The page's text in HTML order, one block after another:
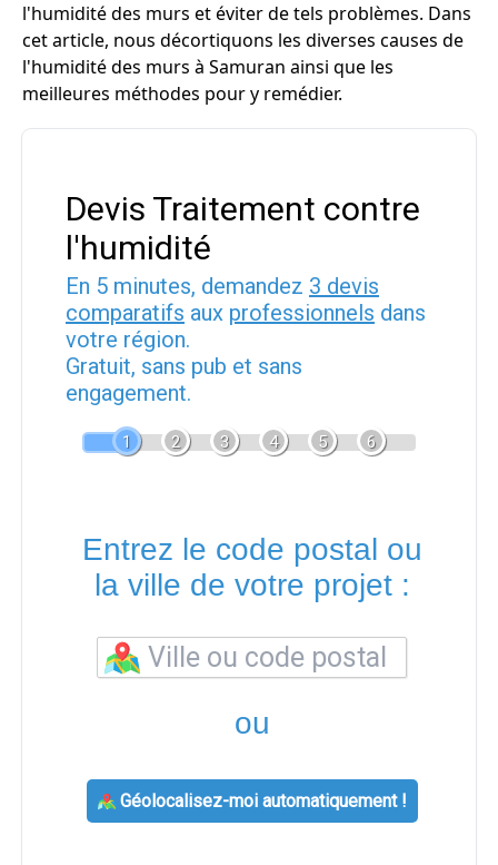
l'humidité des murs et éviter de tels problèmes. Dans
cet article, nous décortiquons les diverses causes de
l'humidité des murs à Samuran ainsi que les
meilleures méthodes pour y remédier.
Devis Traitement contre
l'humidité
En 5 minutes, demandez 3 devis
comparatifs aux professionnels dans
votre région.
Gratuit, sans pub et sans
engagement.
1 2 3 4 5 6
Entrez le code postal ou
la ville de votre projet :
ou
Géolocalisez-moi automatiquement !